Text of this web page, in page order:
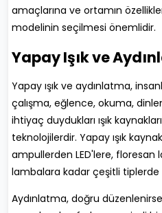
amaçlarına ve ortamın
modelinin seçilmesi önemlidir.
Yapay Işık ve
Yapay ışık ve aydınlatma,
çalışma, eğlence, okuma,
ihtiyaç duydukları ışık
teknolojilerdir. Yapay ışık
ampullerden LED'lere, floresan
lambalara kadar çeşitli tiplerde
Aydınlatma, doğru